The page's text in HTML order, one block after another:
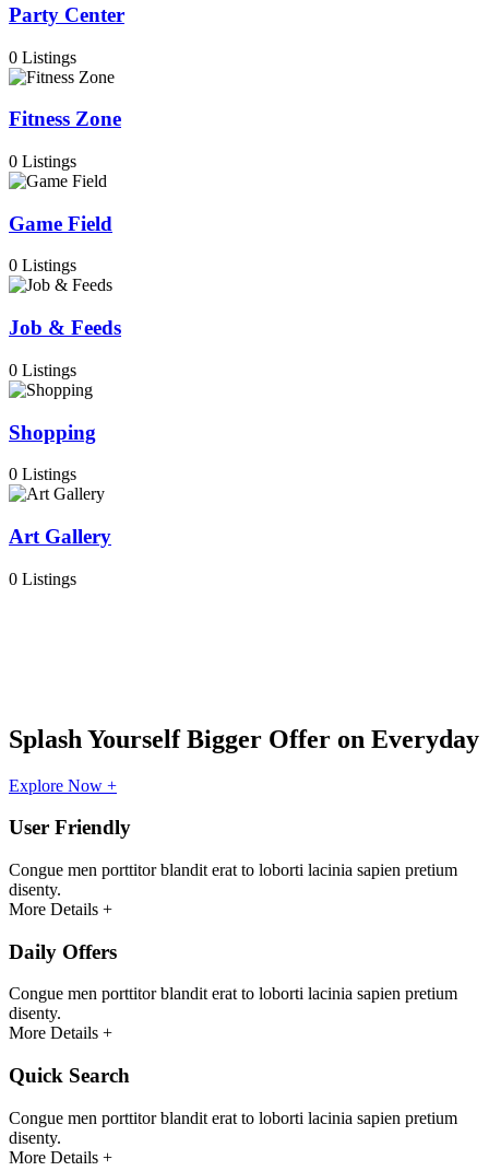
Party Center
0 Listings
Fitness Zone
0 Listings
Game Field
0 Listings
Job & Feeds
0 Listings
Shopping
0 Listings
Art Gallery
0 Listings
Splash Yourself Bigger Offer on Everyday
Explore Now +
User Friendly
Congue men porttitor blandit erat to loborti lacinia sapien pretium
disenty.
More Details +
Daily Offers
Congue men porttitor blandit erat to loborti lacinia sapien pretium
disenty.
More Details +
Quick Search
Congue men porttitor blandit erat to loborti lacinia sapien pretium
disenty.
More Details +